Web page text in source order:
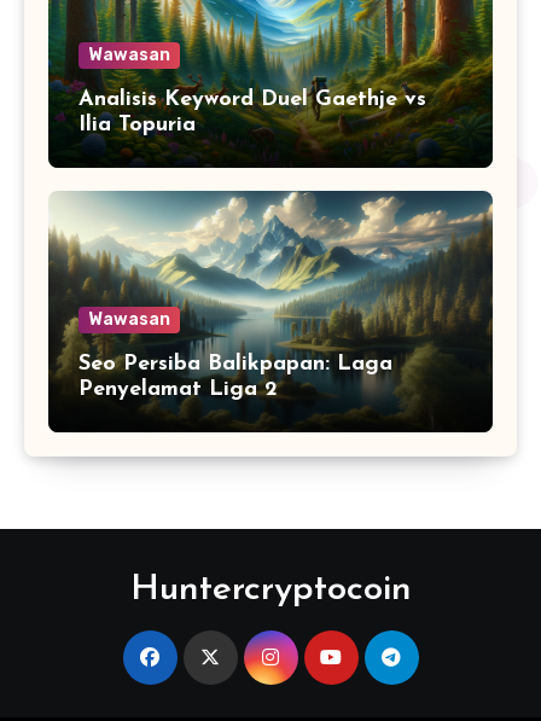
Wawasan
Analisis Keyword Duel Gaethje vs
Ilia Topuria
Wawasan
Seo Persiba Balikpapan: Laga
Penyelamat Liga 2
Huntercryptocoin